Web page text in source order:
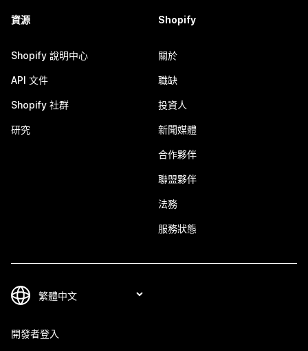
資源
Shopify 說明中心
API 文件
Shopify 社群
研究
Shopify
關於
職缺
投資人
新聞媒體
合作夥伴
聯盟夥伴
法務
服務狀態
開發者登入